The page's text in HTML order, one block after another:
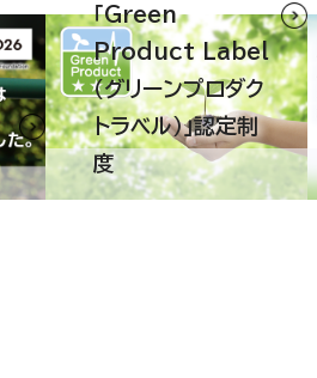
2026
「Green
Product Label
（グリーンプロダク
トラベル）」認定制
度